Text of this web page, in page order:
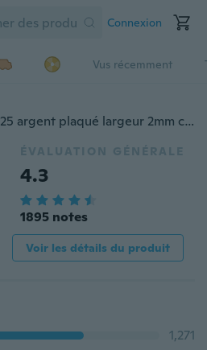
Connexion
Vus récemment
1 pièces mode femmes 925 argent plaqué largeur 2mm chaîne ronde gourmette collier bijoux 16 "-30" (taille au choix)
ÉVALUATION GÉNÉRALE
4.3
1895 notes
Voir les détails du produit
1,271